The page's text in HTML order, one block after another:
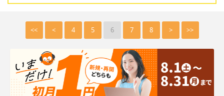
<< < 4 5 6 7 8 > >>